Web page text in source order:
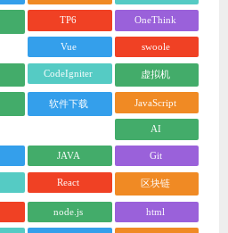
TP6 OneThink
Vue swoole
CodeIgniter 虚拟机
软件下载 JavaScript
AI
JAVA Git
React 区块链
node.js html